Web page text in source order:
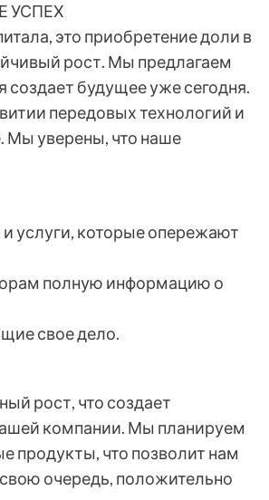
УСПЕХ
это приобретение доли в
рост. Мы предлагаем
будущее уже сегодня.
передовых технологий и
Мы уверены, что наше
услуги, которые опережают
полную информацию о
свое дело.
рост, что создает
компании. Мы планируем
продукты, что позволит нам
очередь, положительно